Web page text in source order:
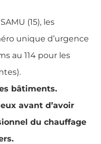
(15), les
unique d’urgence
au 114 pour les
bâtiments.
avant d’avoir
du chauffage